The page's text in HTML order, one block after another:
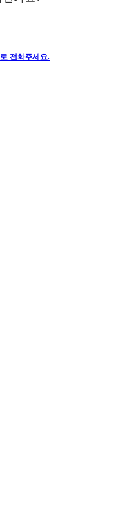
로 전화주세요.